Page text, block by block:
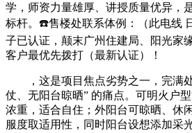
学，师资力量雄厚、讲授质量优异，
标杆。☎️售楼处联系体例：（此电线
子已认证，颠末广州住建局、阳光家
客户最优先拨打（最新认证）！
，这是项目焦点劣势之一，完满处
仗、无阳台晾晒” 的痛点。可明火户
浓重，适合自住；外阳台可晾晒、休
服度取适用性，同时阳台设想添加采